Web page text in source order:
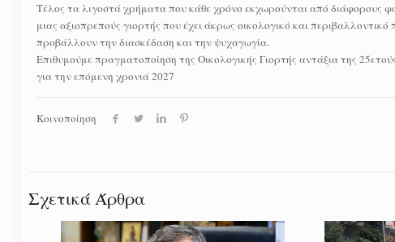
Τέλος τα λιγοστά χρήματα που κάθε χρόνο εκχωρούνται από διάφορους
μιας αξιοπρεπούς γιορτής που έχει άκρως οικολογικό και
προβάλλουν την διασκέδαση και την ψυχαγωγία.
Επιθυμούμε πραγματοποίηση της Οικολογικής Γιορτής αντάξια της
για την επόμενη χρονιά 2027
Κοινοποίηση
Σχετικά Άρθρα